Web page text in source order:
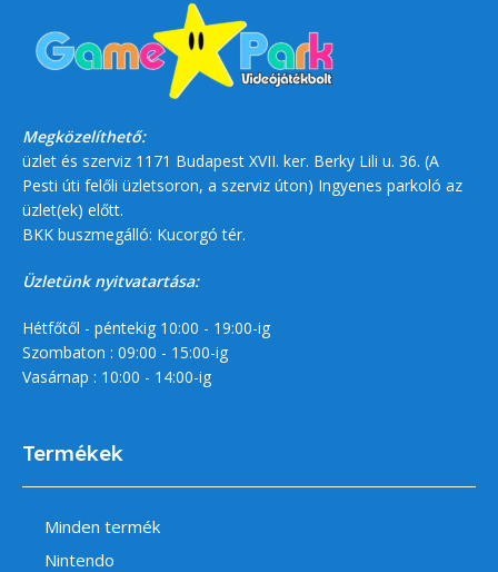
Megközelíthető:
üzlet és szerviz 1171 Budapest XVII. ker. Berky Lili u. 36. (A
Pesti úti felőli üzletsoron, a szerviz úton) Ingyenes parkoló az
üzlet(ek) előtt.
BKK buszmegálló: Kucorgó tér.
Üzletünk nyitvatartása:
Hétfőtől - péntekig 10:00 - 19:00-ig
Szombaton : 09:00 - 15:00-ig
Vasárnap : 10:00 - 14:00-ig
Termékek
Minden termék
Nintendo